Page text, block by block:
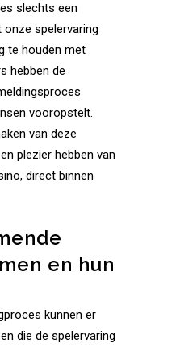
slechts een
onze spelervaring
te houden met
hebben de
vooropstelt.
van deze
plezier hebben van
direct binnen
en hun
kunnen er
die de spelervaring